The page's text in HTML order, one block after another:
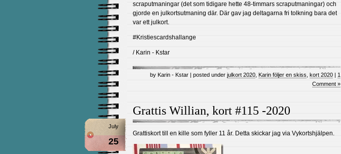
scraputmaningar (det som tidigare hette 48-timmars scraputmaningar) och
gjorde en julkortsutmaning där. Där gav jag deltagarna fri tolkning bara det
var ett julkort.
#Kristiescardshallange
/ Karin - Kstar
by Karin - Kstar | posted under julkort 2020 Karin följer en skiss kort 2020 | 1
Comment »
Grattis Willian, kort #115 -2020
July
25
Grattiskort till en kille som fyller 11 år. Detta skickar jag via Vykortshjälpen.